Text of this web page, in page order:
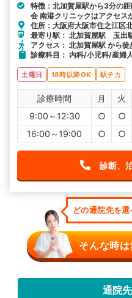
特徴：北加賀屋駅から3分の
会 南港クリニックはアクセス
住所：大阪府大阪市住之江区
最寄り駅： 北加賀屋駅 玉出
アクセス： 北加賀屋駅 から
診療科目： 内科/小児科/産婦
土曜日 18時以降OK 駅チカ
診療時間 月 火
9:00～12:30
○ ○
16:00～19:00
○ ○
診断、
どの通院先を
そんな時
通院